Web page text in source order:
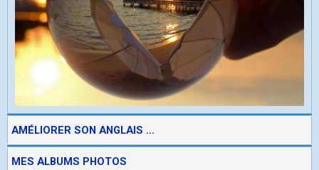
AMÉLIORER SON ANGLAIS ...
MES ALBUMS PHOTOS